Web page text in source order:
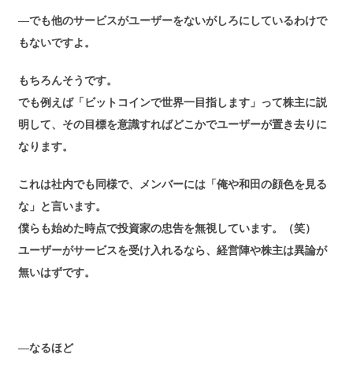
―でも他のサービスがユーザーをないがしろにしているわけで
もないですよ。
もちろんそうです。
でも例えば「ビットコインで世界一目指します」って株主に説
明して、その目標を意識すればどこかでユーザーが置き去りに
なります。
これは社内でも同様で、メンバーには「俺や和田の顔色を見る
な」と言います。
僕らも始めた時点で投資家の忠告を無視しています。（笑）
ユーザーがサービスを受け入れるなら、経営陣や株主は異論が
無いはずです。
―なるほど